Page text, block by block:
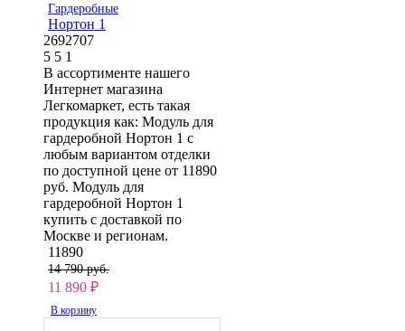
Гардеробные
Нортон 1
2692707
5 5 1
В ассортименте нашего
Интернет магазина
Легкомаркет, есть такая
продукция как: Модуль для
гардеробной Нортон 1 с
любым вариантом отделки
по доступной цене от 11890
руб. Модуль для
гардеробной Нортон 1
купить с доставкой по
Москве и регионам.
11890
14 790 руб.
11 890 ₽
В корзину